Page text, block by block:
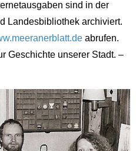
sind in der
Landesbibliothek archiviert.
abrufen.
Geschichte unserer Stadt. –